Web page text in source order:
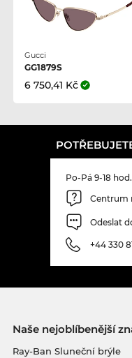
Gucci
GG1879S
6 750,41 Kč
Po-Pá 9-18 hod.
Centrum
Odeslat
+44 330
Naše nejoblíbenější
Ray-Ban Sluneční brýle